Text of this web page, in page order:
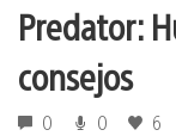
Predator:
consejos
0 0 6